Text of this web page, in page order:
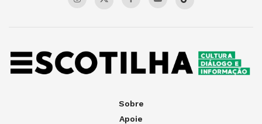
Sobre
Apoie